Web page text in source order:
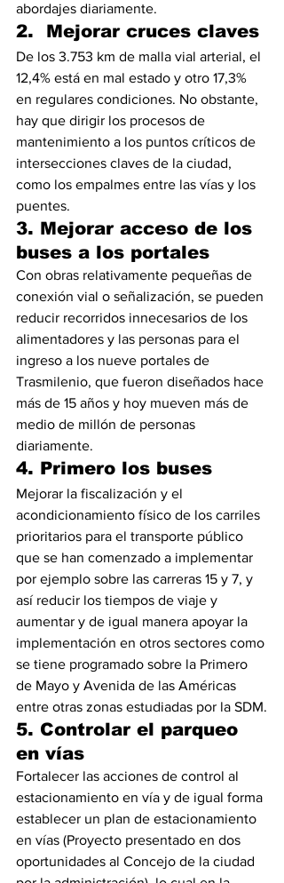
abordajes diariamente.
2.  Mejorar cruces claves
De los 3.753 km de malla vial arterial, el
12,4% está en mal estado y otro 17,3%
en regulares condiciones. No obstante,
hay que dirigir los procesos de
mantenimiento a los puntos críticos de
intersecciones claves de la ciudad,
como los empalmes entre las vías y los
puentes.
3. Mejorar acceso de los
buses a los portales
Con obras relativamente pequeñas de
conexión vial o señalización, se pueden
reducir recorridos innecesarios de los
alimentadores y las personas para el
ingreso a los nueve portales de
Trasmilenio, que fueron diseñados hace
más de 15 años y hoy mueven más de
medio de millón de personas
diariamente.
4. Primero los buses
Mejorar la fiscalización y el
acondicionamiento físico de los carriles
prioritarios para el transporte público
que se han comenzado a implementar
por ejemplo sobre las carreras 15 y 7, y
así reducir los tiempos de viaje y
aumentar y de igual manera apoyar la
implementación en otros sectores como
se tiene programado sobre la Primero
de Mayo y Avenida de las Américas
entre otras zonas estudiadas por la SDM.
5. Controlar el parqueo
en vías
Fortalecer las acciones de control al
estacionamiento en vía y de igual forma
establecer un plan de estacionamiento
en vías (Proyecto presentado en dos
oportunidades al Concejo de la ciudad